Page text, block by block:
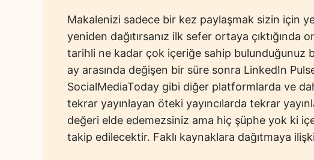
Makalenizi sadece bir kez paylaşmak sizin için
yeniden dağıtırsanız ilk sefer ortaya çıktığında
tarihli ne kadar çok içeriğe sahip bulunduğunuz
ay arasında değişen bir süre sonra LinkedIn
SocialMediaToday gibi diğer platformlarda ve
tekrar yayınlayan öteki yayıncılarda tekrar
değeri elde edemezsiniz ama hiç şüphe yok ki
takip edilecektir. Faklı kaynaklara dağıtmaya